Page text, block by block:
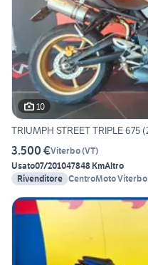
10
TRIUMPH STREET TRIPLE 675
3.500 €Viterbo(VT)
Usato07/201047848 KmAltro
Rivenditore CentroMoto Viterbo